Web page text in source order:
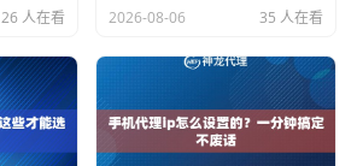
26 人在看 2026-08-06 35 人在看